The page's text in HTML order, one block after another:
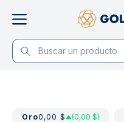
Oro0,00 $ (0,00 $)